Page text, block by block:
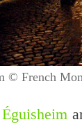
© French
Éguisheim